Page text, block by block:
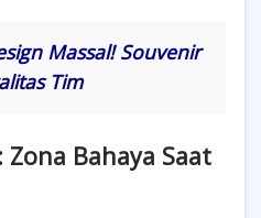
Massal! Souvenir
Tim
Bahaya Saat